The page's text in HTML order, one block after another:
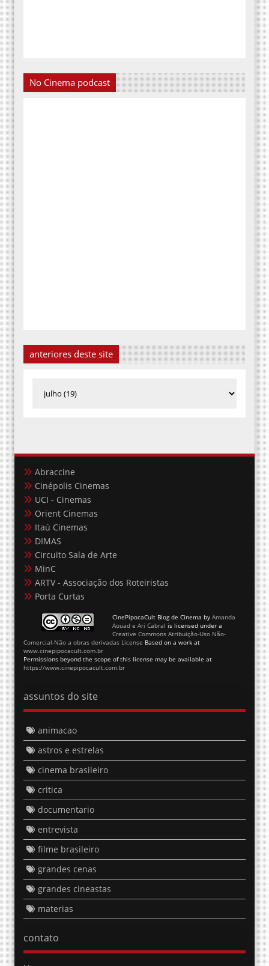
No Cinema podcast
anteriores deste site
Abraccine
Cinépolis Cinemas
UCI - Cinemas
Orient Cinemas
Itaú Cinemas
DIMAS
Circuito Sala de Arte
MinC
ARTV - Associação dos Roteiristas
Porta Curtas
CinePipocaCult Blog de Cinema by Amanda
Aouad e Ari Cabral is licensed under a
Creative Commons Atribuição-Uso Não-
Comercial-Não a obras derivadas License Based on a work at
www.cinepipocacult.com.br
Permissions beyond the scope of this license may be available at
https://www.cinepipocacult.com.br
assuntos do site
animacao
astros e estrelas
cinema brasileiro
critica
documentario
entrevista
filme brasileiro
grandes cenas
grandes cineastas
materias
contato